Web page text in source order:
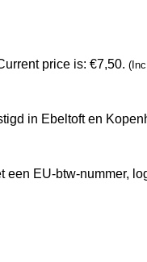
price is: €7,50.
in Ebeltoft en
een EU-btw-nummer,